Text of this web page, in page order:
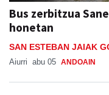
Bus zerbitzua
honetan
SAN ESTEBAN JAIAK
Aiurri abu 05 ANDOAIN